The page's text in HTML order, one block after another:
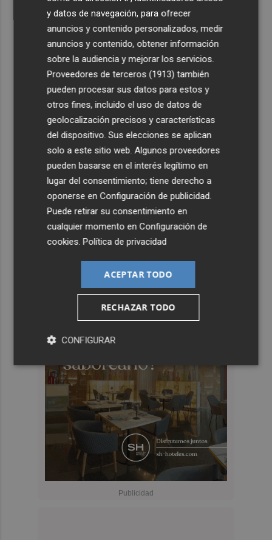
y datos de navegación, para ofrecer
anuncios y contenido personalizados, medir
anuncios y contenido, obtener información
sobre la audiencia y mejorar los servicios.
Proveedores de terceros (1913) también
pueden procesar sus datos para estos y
otros fines, incluido el uso de datos de
geolocalización precisos y características
del dispositivo. Sus elecciones se aplican
solo a este sitio web. Algunos proveedores
pueden basarse en el interés legítimo en
lugar del consentimiento; tiene derecho a
oponerse enConfiguración de publicidad.
Puede retirar su consentimiento en
cualquier momento enConfiguración de
cookies.Política de privacidad
ACEPTAR TODO
RECHAZAR TODO
CONFIGURAR